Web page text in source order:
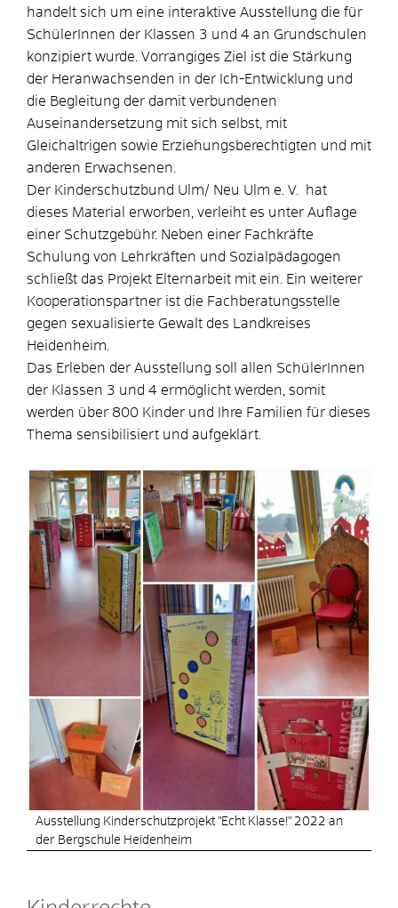
handelt sich um eine interaktive Ausstellung die für
SchülerInnen der Klassen 3 und 4 an Grundschulen
konzipiert wurde. Vorrangiges Ziel ist die Stärkung
der Heranwachsenden in der Ich-Entwicklung und
die Begleitung der damit verbundenen
Auseinandersetzung mit sich selbst, mit
Gleichaltrigen sowie Erziehungsberechtigten und mit
anderen Erwachsenen.
Der Kinderschutzbund Ulm/ Neu Ulm e. V. hat
dieses Material erworben, verleiht es unter Auflage
einer Schutzgebühr. Neben einer Fachkräfte
Schulung von Lehrkräften und Sozialpädagogen
schließt das Projekt Elternarbeit mit ein. Ein weiterer
Kooperationspartner ist die Fachberatungsstelle
gegen sexualisierte Gewalt des Landkreises
Heidenheim.
Das Erleben der Ausstellung soll allen SchülerInnen
der Klassen 3 und 4 ermöglicht werden, somit
werden über 800 Kinder und Ihre Familien für dieses
Thema sensibilisiert und aufgeklärt.
Ausstellung Kinderschutzprojekt "Echt Klasse!" 2022 an
der Bergschule Heidenheim